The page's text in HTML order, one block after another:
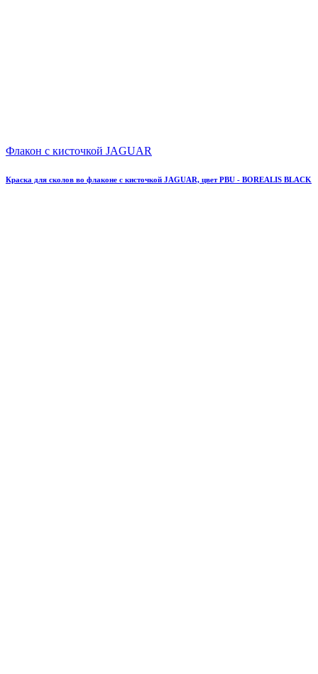
Флакон с кисточкой JAGUAR
Краска для сколов во флаконе с кисточкой JAGUAR, цвет PBU - BOREALIS BLACK